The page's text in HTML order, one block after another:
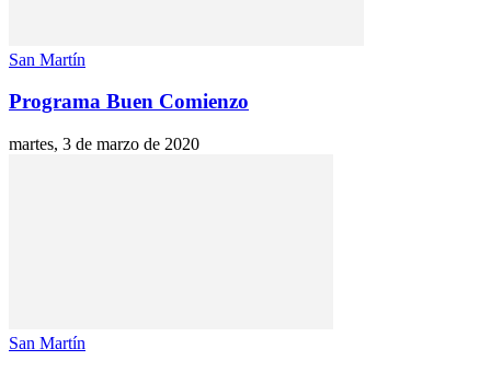
San Martín
Programa Buen Comienzo
martes, 3 de marzo de 2020
San Martín